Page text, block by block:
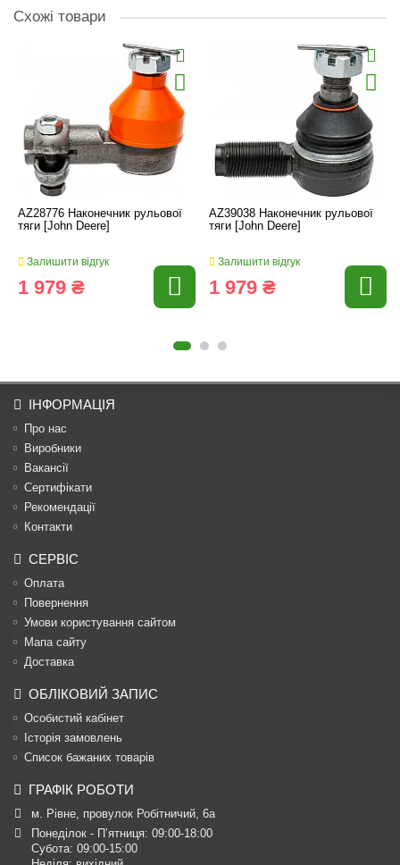
Схожі товари
AZ28776 Наконечник рульової
тяги [John Deere]
Залишити відгук
1 979 ₴
AZ39038 Наконечник рульової
тяги [John Deere]
Залишити відгук
1 979 ₴
ІНФОРМАЦІЯ
Про нас
Виробники
Вакансії
Сертифікати
Рекомендації
Контакти
СЕРВІС
Оплата
Повернення
Умови користування сайтом
Мапа сайту
Доставка
ОБЛІКОВИЙ ЗАПИС
Особистий кабінет
Історія замовлень
Список бажаних товарів
ГРАФІК РОБОТИ
м. Рівне, провулок Робітничий, 6а
Понеділок - П’ятниця: 09:00-18:00
Субота: 09:00-15:00